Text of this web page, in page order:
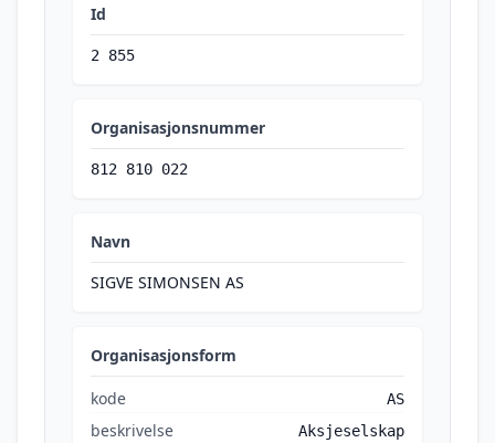
Id
2 855
Organisasjonsnummer
812 810 022
Navn
SIGVE SIMONSEN AS
Organisasjonsform
kode AS
beskrivelse Aksjeselskap